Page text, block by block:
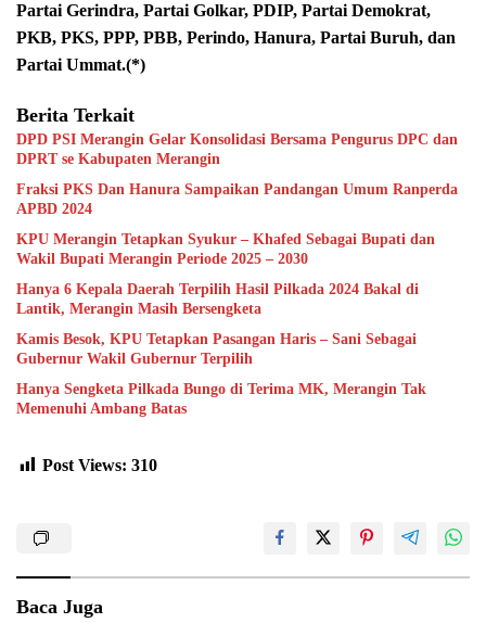
Partai Gerindra, Partai Golkar, PDIP, Partai Demokrat,
PKB, PKS, PPP, PBB, Perindo, Hanura, Partai Buruh, dan
Partai Ummat.(*)
Berita Terkait
DPD PSI Merangin Gelar Konsolidasi Bersama Pengurus DPC dan
DPRT se Kabupaten Merangin
Fraksi PKS Dan Hanura Sampaikan Pandangan Umum Ranperda
APBD 2024
KPU Merangin Tetapkan Syukur – Khafed Sebagai Bupati dan
Wakil Bupati Merangin Periode 2025 – 2030
Hanya 6 Kepala Daerah Terpilih Hasil Pilkada 2024 Bakal di
Lantik, Merangin Masih Bersengketa
Kamis Besok, KPU Tetapkan Pasangan Haris – Sani Sebagai
Gubernur Wakil Gubernur Terpilih
Hanya Sengketa Pilkada Bungo di Terima MK, Merangin Tak
Memenuhi Ambang Batas
Post Views: 310
Baca Juga